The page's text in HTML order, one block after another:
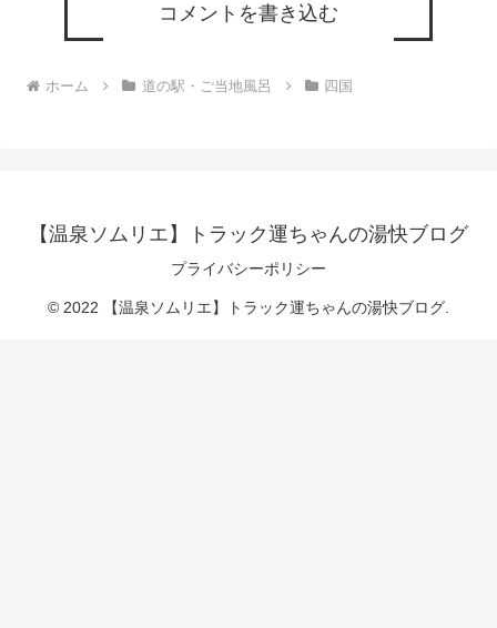
コメントを書き込む
ホーム 道の駅・ご当地風呂 四国
【温泉ソムリエ】トラック運ちゃんの湯快ブログ
プライバシーポリシー
© 2022 【温泉ソムリエ】トラック運ちゃんの湯快ブログ.